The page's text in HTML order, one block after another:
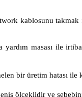
kablosunu takmak
masası ile
bir üretim hatası ile
ölçeklidir ve